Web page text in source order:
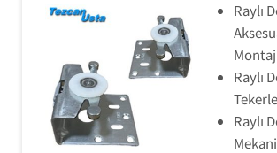
Raylı
Raylı
Raylı